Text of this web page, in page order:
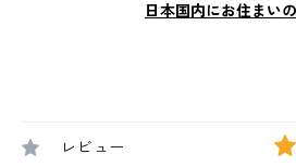
日本国内にお住まい
レビュー